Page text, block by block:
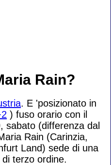
Rain?
. E 'posizionato in
) fuso orario con il
sabato (differenza dal
Rain (Carinzia,
Land) sede di una
terzo ordine.